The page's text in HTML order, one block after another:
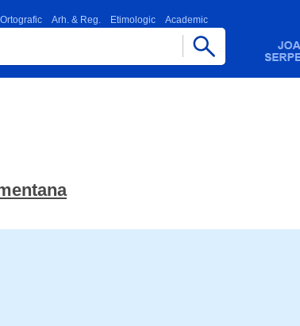
Ortografic Arh. & Reg. Etimologic Academic